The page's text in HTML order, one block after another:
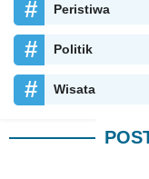
Peristiwa
Politik
Wisata